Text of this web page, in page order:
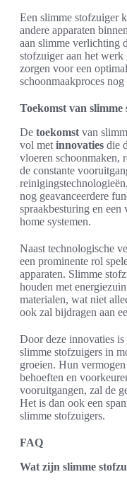
Een slimme stofzuiger
andere apparaten
aan slimme verlichting
stofzuiger aan het werk
zorgen voor een
schoonmaakproces
Toekomst van slimme
De toekomst van
vol met innovaties die
vloeren schoonmaken,
de constante
nog geavanceerdere
spraakbesturing en een
home systemen.
Naast technologische
een prominente rol
apparaten. Slimme
houden met
materialen, wat niet
ook zal bijdragen aan
Door deze innovaties
slimme stofzuigers in
groeien. Hun
behoeften en
vooruitgangen, zal de
Het is dan ook een
slimme stofzuigers.
FAQ
Wat zijn slimme